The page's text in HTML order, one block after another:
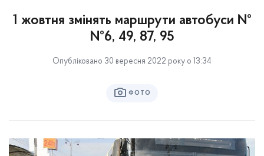
1 жовтня змінять маршрути автобуси №
№6, 49, 87, 95
Опубліковано 30 вересня 2022 року о 13:34
ФОТО